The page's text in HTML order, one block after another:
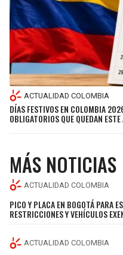
BEARS
LIONS
PACKERS
VIKINGS
SAINTS
BUCCANEERS
SPURS
NUGGETS
TIMBERWOLVES
THUNDER
ACTUALIDAD COLOMBIA
DÍAS FESTIVOS EN COLOMBIA
OBLIGATORIOS QUE QUEDAN ESTE
MÁS NOTICIAS
ACTUALIDAD COLOMBIA
PICO Y PLACA EN BOGOTÁ PARA
RESTRICCIONES Y VEHÍCULOS
ACTUALIDAD COLOMBIA